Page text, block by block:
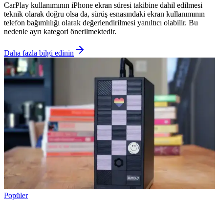
CarPlay kullanımının iPhone ekran süresi takibine dahil edilmesi
teknik olarak doğru olsa da, sürüş esnasındaki ekran kullanımının
telefon bağımlılığı olarak değerlendirilmesi yanıltıcı olabilir. Bu
nedenle ayrı kategori önerilmektedir.
Daha fazla bilgi edinin
Popüler